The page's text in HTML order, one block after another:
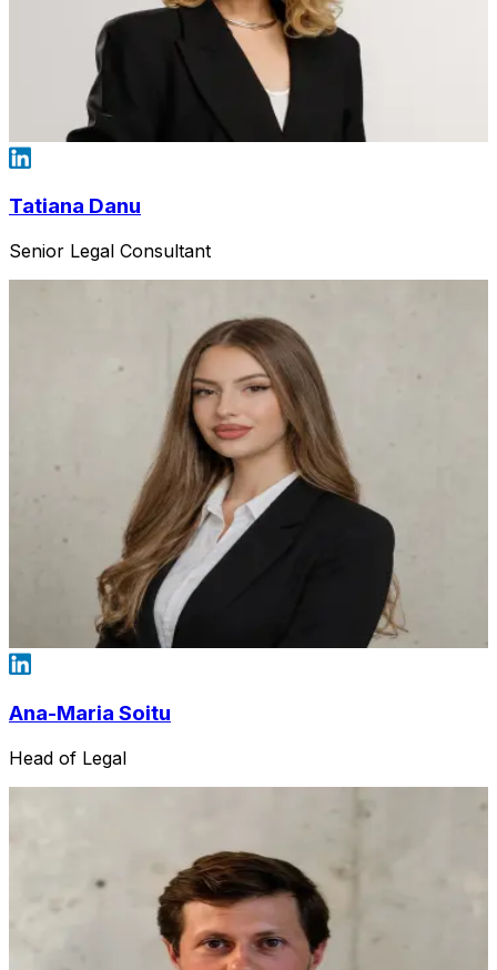
Tatiana Danu
Senior Legal Consultant
Ana-Maria Soitu
Head of Legal